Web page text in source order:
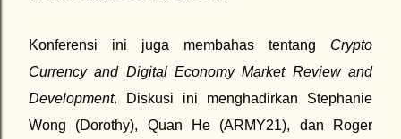
Konferensi ini juga membahas tentang Crypto
Currency and Digital Economy Market Review and
Development. Diskusi ini menghadirkan Stephanie
Wong (Dorothy), Quan He (ARMY21), dan Roger